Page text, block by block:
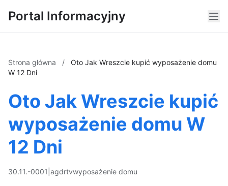
Portal Informacyjny
Strona główna /
Oto Jak Wreszcie kupić wyposażenie domu
W 12 Dni
Oto Jak Wreszcie kupić
wyposażenie domu W
12 Dni
30.11.-0001 agdrtvwyposażenie domu